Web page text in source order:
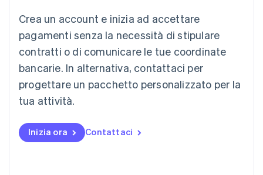
Crea un account e inizia ad accettare
pagamenti senza la necessità di stipulare
contratti o di comunicare le tue coordinate
bancarie. In alternativa, contattaci per
progettare un pacchetto personalizzato per la
tua attività.
Inizia ora Contattaci
FrançaisDeutschEnglish
English简体中文
Malta
English
Messico
Español English
Norvegia
Nuova Zelanda
English
Paesi Bassi